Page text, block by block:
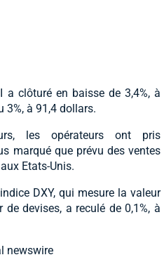
clôturé en baisse de 3,4%, à
3%, à 91,4 dollars.
les opérateurs ont pris
marqué que prévu des ventes
Etats-Unis.
DXY, qui mesure la valeur
devises, a reculé de 0,1%, à
newswire